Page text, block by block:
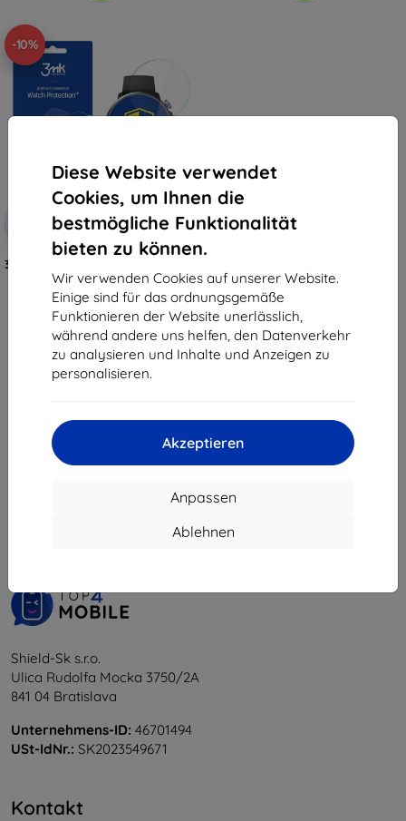
Diese Website verwendet
Cookies, um Ihnen die
bestmögliche Funktionalität
bieten zu können.
Wir verwenden Cookies auf unserer Website.
Einige sind für das ordnungsgemäße
Funktionieren der Website unerlässlich,
während andere uns helfen, den Datenverkehr
zu analysieren und Inhalte und Anzeigen zu
personalisieren.
Akzeptieren
Anpassen
Ablehnen
-10%
Rabatt
mit
Gutschein
EXTRA10
3MK Hybrid-Glas FlexibleGlass für
Watch Mibro A1
10,90 €
9,81 €
Auf Lager > 5 Stk.
vom ganzen5.
Shield-Sk s.r.o.
Ulica Rudolfa Mocka 3750/2A
841 04 Bratislava
Unternehmens-ID: 46701494
USt-IdNr.: SK2023549671
Kontakt